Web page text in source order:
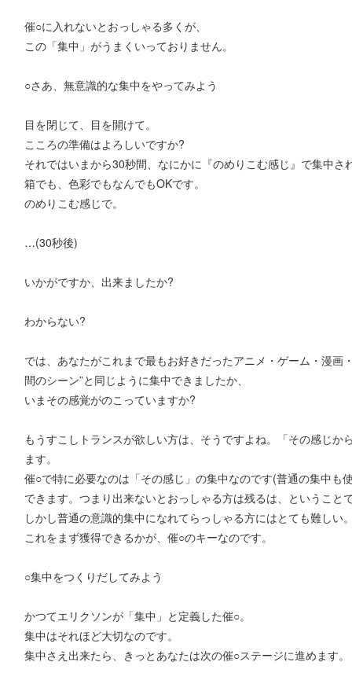
催○に入れないとおっしゃる多くが、
この「集中」がうまくいっておりません。
○さあ、無意識的な集中をやってみよう
目を閉じて、目を開けて。
こころの準備はよろしいですか?
それではいまから30秒間、なにかに『のめりこむ感じ』で集中さ
箱でも、色彩でもなんでもOKです。
のめりこむ感じで。
…(30秒後)
いかがですか、出来ましたか?
わからない?
では、あなたがこれまで最もお好きだったアニメ・ゲーム・漫画
間のシーン”と同じように集中できましたか、
いまその感覚がのこっていますか?
もうすこしトランスが欲しい方は、そうですよね。「その感じ
ます。
催○で特に必要なのは「その感じ」の集中なのです(普通の集中も
できます。つまり出来ないとおっしゃる方は残るは、ということ
しかし普通の意識的集中になれてらっしゃる方にはとても難しい
これをまず獲得できるかが、催○のキーなのです。
○集中をつくりだしてみよう
かつてエリクソンが「集中」と定義した催○。
集中はそれほど大切なのです。
集中さえ出来たら、きっとあなたは次の催○ステージに進めます。